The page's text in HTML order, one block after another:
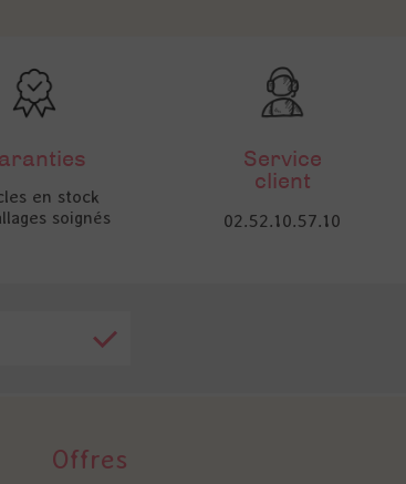
en stock
soignés
Service
client
02.52.10.57.10
Offres